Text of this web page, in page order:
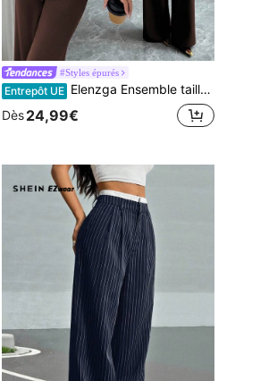
#Styles épurés
Entrepôt UE Elenzga Ensemble tailleur pour femmes, tissu de costume, col châle, manches longues, taille cintrée coupe évasée avec ourlet asymétrique, décoration de boutons métalliques, sophistiqué et élégant pour le bureau, les déplacements, le style de rue, le romantisme à la française, décontracté, le style vintage du Moyen-Orient, le thé de l'après-midi, les fêtes, Thanksgiving, la rentrée, le printemps/automne/hiver
Dès24,99€